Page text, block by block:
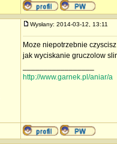
Wysłany: 2014-03-12, 13:11
Moze niepotrzebnie
jak wyciskanie gruczolow
http://www.garnek.pl/aniar/a